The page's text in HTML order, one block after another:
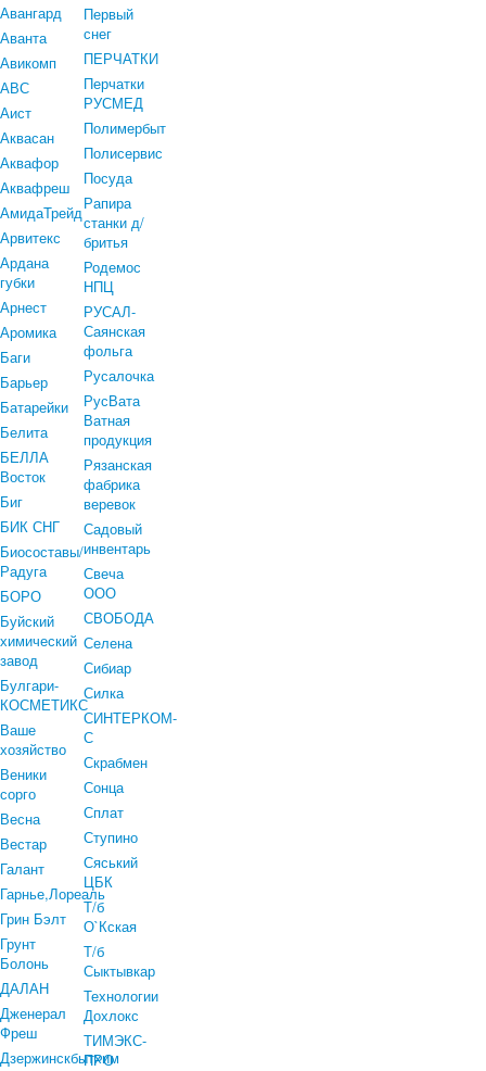
Авангард
Аванта
Авикомп
АВС
Аист
Аквасан
Аквафор
Аквафреш
АмидаТрейд
Арвитекс
Ардана
губки
Арнест
Аромика
Баги
Барьер
Батарейки
Белита
БЕЛЛА
Восток
Биг
БИК СНГ
Биосоставы/
Радуга
БОРО
Буйский
химический
завод
Булгари-
КОСМЕТИКС
Ваше
хозяйство
Веники
сорго
Весна
Вестар
Галант
Гарнье,Лореаль
Грин Бэлт
Грунт
Болонь
ДАЛАН
Дженерал
Фреш
Дзержинскбытхим
Первый
снег
ПЕРЧАТКИ
Перчатки
РУСМЕД
Полимербыт
Полисервис
Посуда
Рапира
станки д/
бритья
Родемос
НПЦ
РУСАЛ-
Саянская
фольга
Русалочка
РусВата
Ватная
продукция
Рязанская
фабрика
веревок
Садовый
инвентарь
Свеча
ООО
СВОБОДА
Селена
Сибиар
Силка
СИНТЕРКОМ-
С
Скрабмен
Сонца
Сплат
Ступино
Сяський
ЦБК
Т/б
О`Кская
Т/б
Сыктывкар
Технологии
Дохлокс
ТИМЭКС-
ПРО